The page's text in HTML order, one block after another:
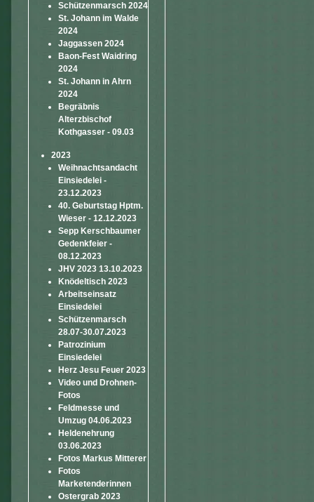
Schützenmarsch 2024
St. Johann im Walde
2024
Jaggassen 2024
Baon-Fest Waidring
2024
St. Johann in Ahrn
2024
Begräbnis
Alterzbischof
Kothgasser - 09.03
2023
Weihnachtsandacht
Einsiedelei -
23.12.2023
40. Geburtstag Hptm.
Wieser - 12.12.2023
Sepp Kerschbaumer
Gedenkfeier -
08.12.2023
JHV 2023 13.10.2023
Knödeltisch 2023
Arbeitseinsatz
Einsiedelei
Schützenmarsch
28.07-30.07.2023
Patrozinium
Einsiedelei
Herz Jesu Feuer 2023
Video und Drohnen-
Fotos
Feldmesse und
Umzug 04.06.2023
Heldenehrung
03.06.2023
Fotos Markus Mitterer
Fotos
Marketenderinnen
Ostergrab 2023